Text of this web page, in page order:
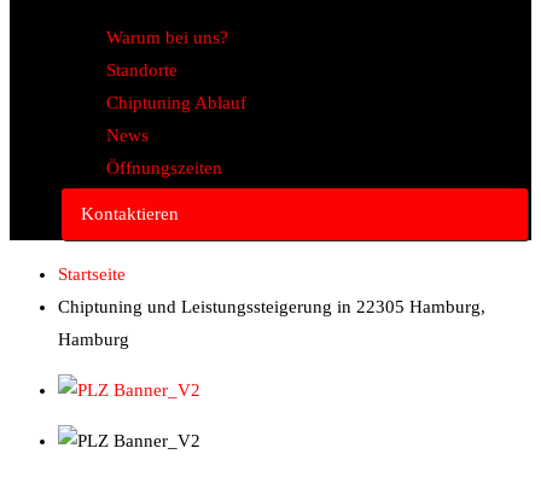
Warum bei uns?
Standorte
Chiptuning Ablauf
News
Öffnungszeiten
Kontaktieren
Startseite
Chiptuning und Leistungssteigerung in 22305 Hamburg,
Hamburg